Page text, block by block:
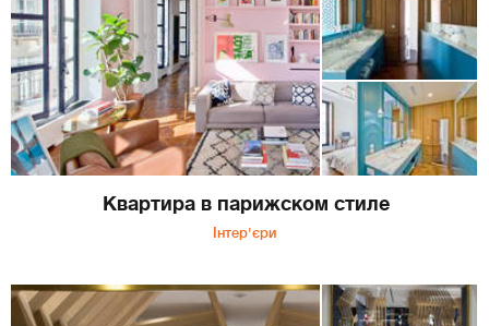
Квартира в парижском стиле
Інтер'єри